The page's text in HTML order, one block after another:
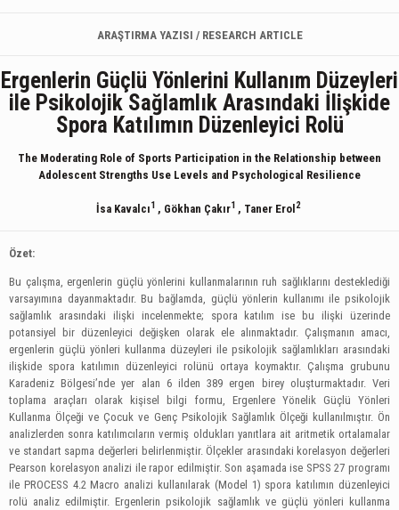
ARAŞTIRMA YAZISI / RESEARCH ARTICLE
Ergenlerin Güçlü Yönlerini Kullanım Düzeyleri
ile Psikolojik Sağlamlık Arasındaki İlişkide
Spora Katılımın Düzenleyici Rolü
The Moderating Role of Sports Participation in the Relationship between
Adolescent Strengths Use Levels and Psychological Resilience
İsa Kavalcı1 , Gökhan Çakır1 , Taner Erol 2
Özet:
Bu çalışma, ergenlerin güçlü yönlerini kullanmalarının ruh sağlıklarını desteklediği
varsayımına dayanmaktadır. Bu bağlamda, güçlü yönlerin kullanımı ile psikolojik
sağlamlık arasındaki ilişki incelenmekte; spora katılım ise bu ilişki üzerinde
potansiyel bir düzenleyici değişken olarak ele alınmaktadır. Çalışmanın amacı,
ergenlerin güçlü yönleri kullanma düzeyleri ile psikolojik sağlamlıkları arasındaki
ilişkide spora katılımın düzenleyici rolünü ortaya koymaktır. Çalışma grubunu
Karadeniz Bölgesi’nde yer alan 6 ilden 389 ergen birey oluşturmaktadır. Veri
toplama araçları olarak kişisel bilgi formu, Ergenlere Yönelik Güçlü Yönleri
Kullanma Ölçeği ve Çocuk ve Genç Psikolojik Sağlamlık Ölçeği kullanılmıştır. Ön
analizlerden sonra katılımcıların vermiş oldukları yanıtlara ait aritmetik ortalamalar
ve standart sapma değerleri belirlenmiştir. Ölçekler arasındaki korelasyon değerleri
Pearson korelasyon analizi ile rapor edilmiştir. Son aşamada ise SPSS 27 programı
ile PROCESS 4.2 Macro analizi kullanılarak (Model 1) spora katılımın düzenleyici
rolü analiz edilmiştir. Ergenlerin psikolojik sağlamlık ve güçlü yönleri kullanma